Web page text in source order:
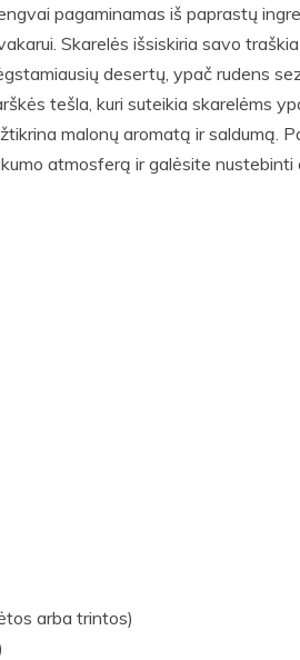
pagaminamas iš paprastų
Skarelės išsiskiria savo
desertų, ypač rudens
tešla, kuri suteikia skarelėms
malonų aromatą ir saldumą.
atmosferą ir galėsite nustebinti
arba trintos)